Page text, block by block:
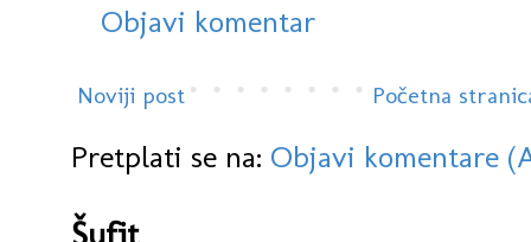
Objavi komentar
Noviji post Početna
Pretplati se na: Objavi komentare
Šufit